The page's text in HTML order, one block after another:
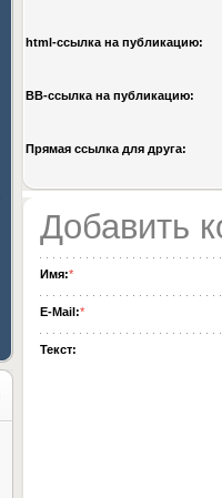
html-cсылка на публикацию:
BB-cсылка на публикацию:
Прямая ссылка для друга:
Добавить
Имя:*
E-Mail:*
Текст: